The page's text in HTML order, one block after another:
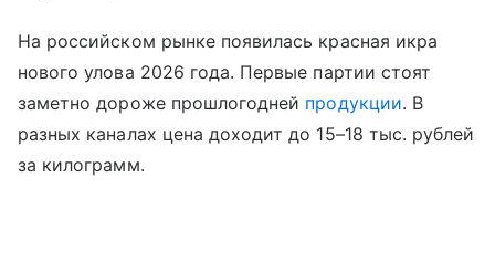
На российском рынке появилась красная икра
нового улова 2026 года. Первые партии стоят
заметно дороже прошлогодней продукции. В
разных каналах цена доходит до 15–18 тыс. рублей
за килограмм.